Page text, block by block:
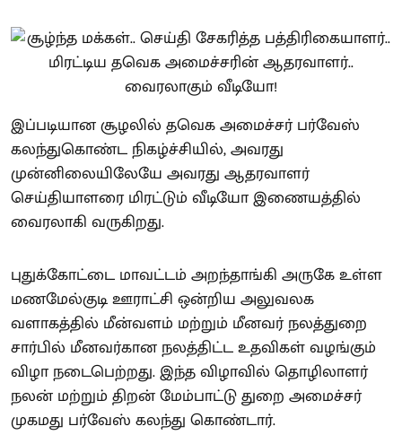
இப்படியான சூழலில் தவெக அமைச்சர் பர்வேஸ்
கலந்துகொண்ட நிகழ்ச்சியில், அவரது
முன்னிலையிலேயே அவரது ஆதரவாளர்
செய்தியாளரை மிரட்டும் வீடியோ இணையத்தில்
வைரலாகி வருகிறது.
புதுக்கோட்டை மாவட்டம் அறந்தாங்கி அருகே உள்ள
மணமேல்குடி ஊராட்சி ஒன்றிய அலுவலக
வளாகத்தில் மீன்வளம் மற்றும் மீனவர் நலத்துறை
சார்பில் மீனவர்கான நலத்திட்ட உதவிகள் வழங்கும்
விழா நடைபெற்றது. இந்த விழாவில் தொழிலாளர்
நலன் மற்றும் திறன் மேம்பாட்டு துறை அமைச்சர்
முகமது பர்வேஸ் கலந்து கொண்டார்.